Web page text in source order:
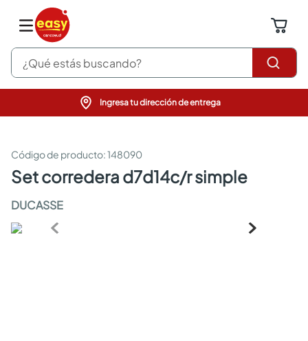
¿Qué estás buscando?
Ingresa tu dirección de entrega
:148090
set corredera d7d14c/r simple
DUCASSE
pinturas
sanitarios
comedor
pisos
comedores